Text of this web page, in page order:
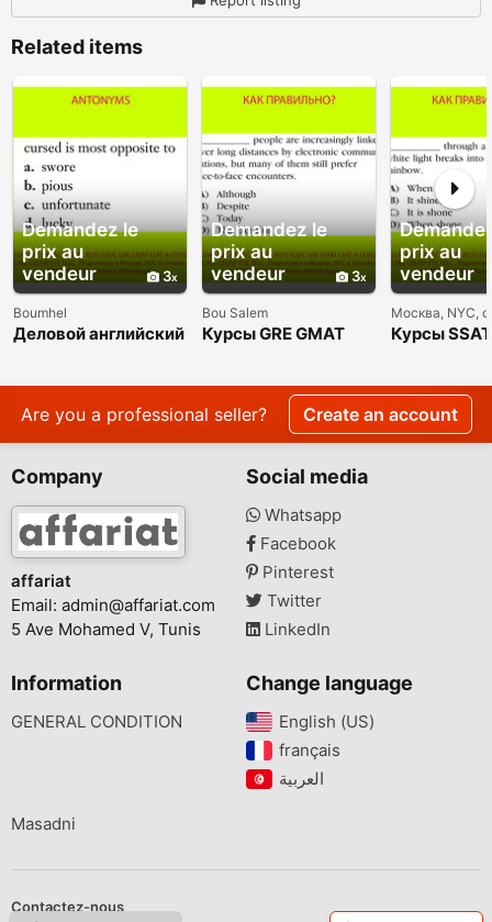
Related items
Demandez le
prix au
vendeur
3
Boumhel
Деловой английский
репетитор из США
Demandez le
prix au
vendeur
3
Bou Salem
Курсы GRE GMAT
репетитор из США
prix au
vendeur
Москва, NYC,
Курсы SSAT
репетитор
Are you a professional seller? Create an account
Company
affariat
Email: admin@affariat.com
5 Ave Mohamed V, Tunis
Social media
Whatsapp
Facebook
Pinterest
Twitter
LinkedIn
Information
GENERAL CONDITION
Change language
English (US)‎
français‎
Masadni
Contactez-nous